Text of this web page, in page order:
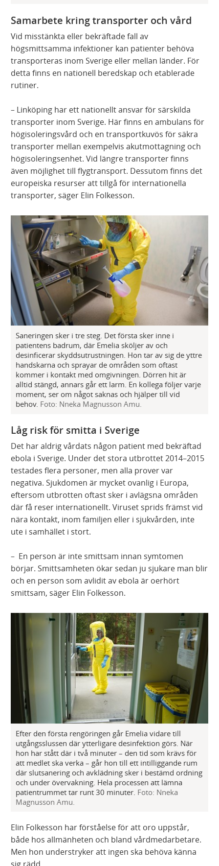
Samarbete kring transporter och vård
Vid misstänkta eller bekräftade fall av
högsmittsamma infektioner kan patienter behöva
transporteras inom Sverige eller mellan länder. För
detta finns en nationell beredskap och etablerade
rutiner.
– Linköping har ett nationellt ansvar för särskilda
transporter inom Sverige. Här finns en ambulans för
högisoleringsvård och en transportkuvös för säkra
transporter mellan exempelvis akutmottagning och
högisoleringsenhet. Vid längre transporter finns
även möjlighet till flygtransport. Dessutom finns det
europeiska resurser att tillgå för internationella
transporter, säger Elin Folkesson.
Saneringen sker i tre steg. Det första sker inne i
patientens badrum, där Emelia sköljer av och
desinficerar skyddsutrustningen. Hon tar av sig de yttre
handskarna och sprayar de områden som oftast
kommer i kontakt med omgivningen. Dörren hit är
alltid stängd, annars går ett larm. En kollega följer varje
moment, ser om något saknas och hjälper till vid
behov. Foto: Nneka Magnusson Amu.
Låg risk för smitta i Sverige
Det har aldrig vårdats någon patient med bekräftad
ebola i Sverige. Under det stora utbrottet 2014–2015
testades flera personer, men alla prover var
negativa. Sjukdomen är mycket ovanlig i Europa,
eftersom utbrotten oftast sker i avlägsna områden
där få reser internationellt. Viruset sprids främst vid
nära kontakt, inom familjen eller i sjukvården, inte
ute i samhället i stort.
– En person är inte smittsam innan symtomen
börjar. Smittsamheten ökar sedan ju sjukare man blir
och en person som avlidit av ebola är oerhört
smittsam, säger Elin Folkesson.
Efter den första rengöringen går Emelia vidare till
utgångsslussen där ytterligare desinfektion görs. När
hon har stått där i två minuter – den tid som krävs för
att medlet ska verka – går hon till ett intilliggande rum
där slutsanering och avklädning sker i bestämd ordning
och under övervakning. Hela processen att lämna
patientrummet tar runt 30 minuter. Foto: Nneka
Magnusson Amu.
Elin Folkesson har förståelse för att oro uppstår,
både hos allmänheten och bland vårdmedarbetare.
Men hon understryker att ingen ska behöva känna